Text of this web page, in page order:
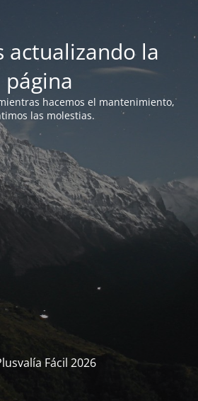
actualizando la
página
hacemos el mantenimiento,
las molestias.
Fácil 2026